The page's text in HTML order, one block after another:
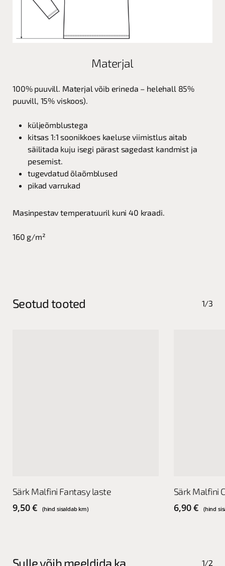
Materjal
100% puuvill. Materjal võib erineda – helehall 85%
puuvill, 15% viskoos).
küljeõmblustega
kitsas 1:1 soonikkoes kaeluse viimistlus aitab
säilitada kuju isegi pärast sagedast kandmist ja
pesemist.
tugevdatud õlaõmblused
pikad varrukad
Masinpestav temperatuuril kuni 40 kraadi.
160 g/m²
Seotud tooted 1/3
product
has
Särk Malfini Fantasy laste
9,50€ (hind sisaldab km)
product
has
Särk Malfini
6,90€ (hind
Sulle võib meeldida ka… 1/2